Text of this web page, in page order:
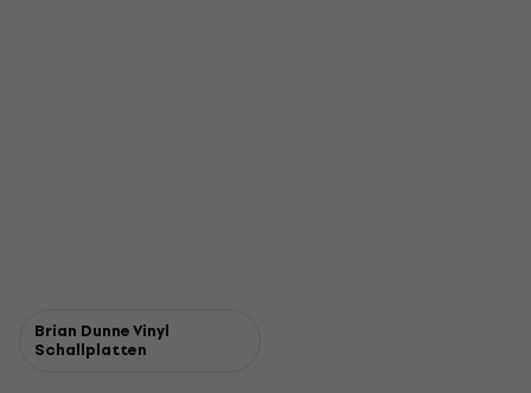
Brian Dunne Vinyl
Schallplatten